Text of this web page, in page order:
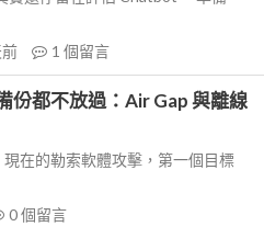
1 個留言
份都不放過：Air Gap 與離線
在的勒索軟體攻擊，第一個目標
0個留言